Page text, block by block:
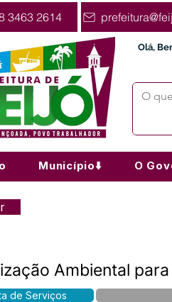
3463 2614
Olá,
Município⬇️ O
Ambiental
de Serviços